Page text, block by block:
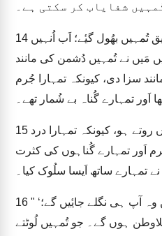
شفایاب کر سکتی ہے۔
14
مَیں نے تُمہیں دُشمن کی مانند
سزا دی، کیونکہ تمہارا جُرم
اَور تمہارے گُناہ بے شُمار تھے۔
15
اَور تمہارے گُناہوں کی کثرت
تمہارے ساتھ اَیسا سلُوک کیا۔
16 " ‘لیکن جتنے تُمہیں نگل رہے ہیں وہ آپ ہی نگلے جایٔیں گے؛
ہوں گے۔ جو تُمہیں لُوٹتے